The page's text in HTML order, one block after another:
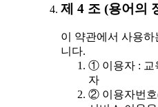
제 4 조 (용어의
이 약관에서 사용
니다.
① 이용자 : 교
자
② 이용자번호